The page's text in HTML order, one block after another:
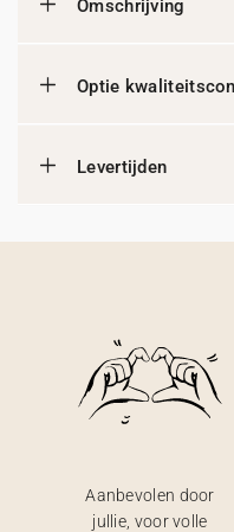
Omschrijving
Optie
Levertijden
Aanbevolen door
jullie, voor volle